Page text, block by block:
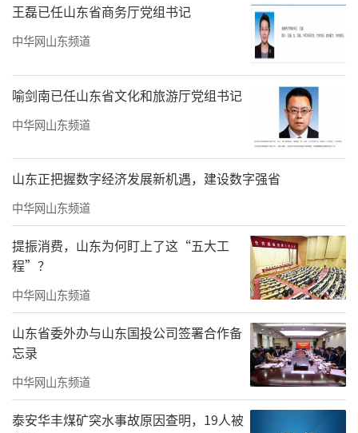
王磊已任山东省商务厅党组书记
中华网山东频道
喻剑南已任山东省文化和旅游厅党组书记
中华网山东频道
山东正把握数字经济发展新机遇，建设数字强省
中华网山东频道
提振消费，山东为何盯上了这“五大工
程”？
中华网山东频道
山东省委外办与山东国投公司签署合作备
忘录
中华网山东频道
泰安华丰煤矿突水事故原因查明，19人被